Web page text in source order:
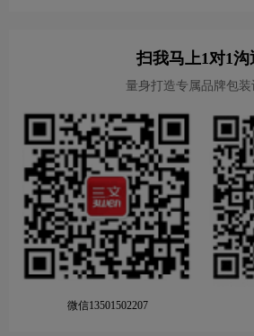
扫我马上1对1沟
量身打造专属品牌包装
微信13501502207